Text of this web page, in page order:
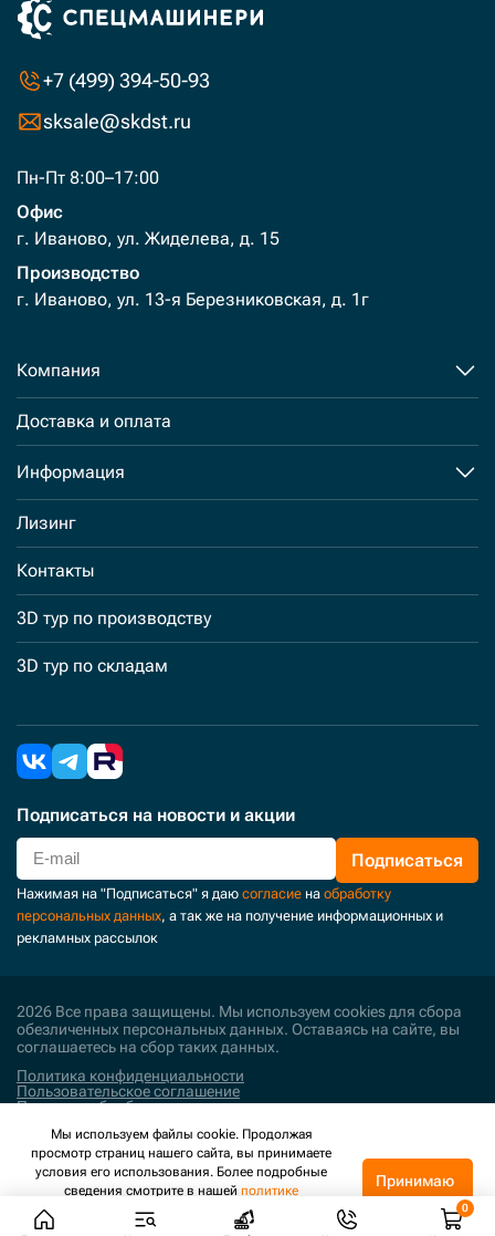
+7 (499) 394-50-93
sksale@skdst.ru
Пн-Пт 8:00–17:00
Офис
г. Иваново, ул. Жиделева, д. 15
Производство
г. Иваново, ул. 13-я Березниковская, д. 1г
Компания
Доставка и оплата
Информация
Лизинг
Контакты
3D тур по производству
3D тур по складам
Подписаться на новости и акции
Подписаться
Нажимая на "Подписаться" я даю согласие на обработку
персональных данных, а так же на получение информационных и
рекламных рассылок
2026 Все права защищены. Мы используем cookies для сбора
обезличенных персональных данных. Оставаясь на сайте, вы
соглашаетесь на сбор таких данных.
Политика конфиденциальности
Пользовательское соглашение
Политика обработки персональных данных
Поддержка и развитие
Мы используем файлы cookie. Продолжая
просмотр страниц нашего сайта, вы принимаете
условия его использования. Более подробные
сведения смотрите в нашей политике
конфиденциальности.
Принимаю